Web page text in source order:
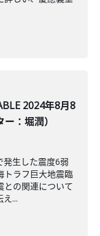
2024年8月8
：堀潤）
生した震度6弱
トラフ巨大地震臨
との関連について
...